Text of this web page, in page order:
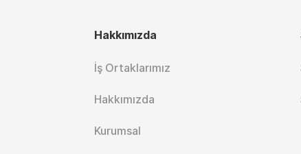
Hakkımızda
İş Ortaklarımız
Hakkımızda
Kurumsal